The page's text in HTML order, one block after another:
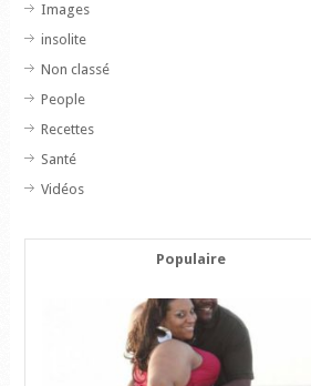
Images
insolite
Non classé
People
Recettes
Santé
Vidéos
Populaire